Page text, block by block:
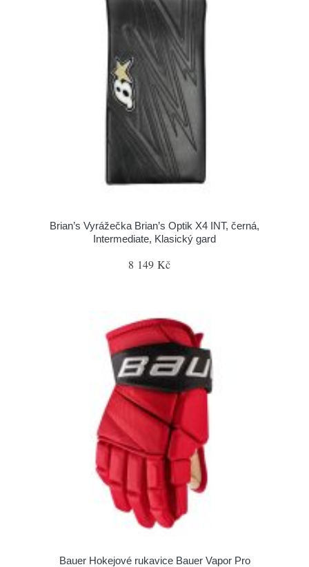
Brian’s Vyrážečka Brian’s Optik X4 INT, černá,
Intermediate, Klasický gard
8 149 Kč
Bauer Hokejové rukavice Bauer Vapor Pro